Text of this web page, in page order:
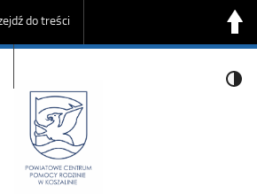
do treści